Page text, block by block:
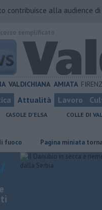
contribuisce alla audience di
VALDICHIANA AMIATA
Attualità Lavoro
CASOLE D'ELSA COLLE DI
Pagina miniata torna nella